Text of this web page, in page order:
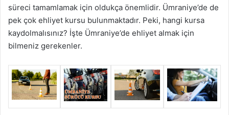
süreci tamamlamak için oldukça önemlidir. Ümraniye’de de
pek çok ehliyet kursu bulunmaktadır. Peki, hangi kursa
kaydolmalısınız? İşte Ümraniye’de ehliyet almak için
bilmeniz gerekenler.